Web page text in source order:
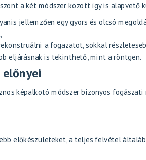
a két módszer között így is alapvető
jellemzően egy gyors és olcsó
a fogazatot, sokkal
eljárásnak is tekinthető, mint a röntgen.
képalkotó módszer bizonyos
előkészületeket, a teljes felvétel